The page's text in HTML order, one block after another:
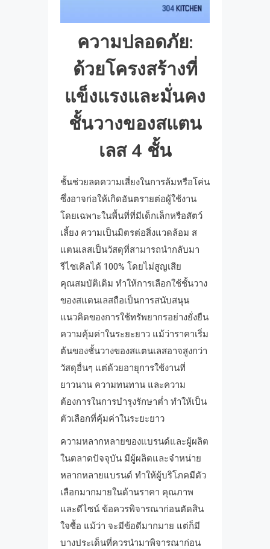
ความปลอดภัย:
ด้วยโครงสร้างที่
แข็งแรงและมั่นคง
ชั้นวางของสแตน
เลส 4 ชั้น
ชั้นช่วยลดความเสี่ยงในการล้มหรือโค่น
ซึ่งอาจก่อให้เกิดอันตรายต่อผู้ใช้งาน
โดยเฉพาะในพื้นที่ที่มีเด็กเล็กหรือสัตว์
เลี้ยง ความเป็นมิตรต่อสิ่งแวดล้อม ส
แตนเลสเป็นวัสดุที่สามารถนำกลับมา
รีไซเคิลได้ 100% โดยไม่สูญเสีย
คุณสมบัติเดิม ทำให้การเลือกใช้ชั้นวาง
ของสแตนเลสถือเป็นการสนับสนุน
แนวคิดของการใช้ทรัพยากรอย่างยั่งยืน
ความคุ้มค่าในระยะยาว แม้ว่าราคาเริ่ม
ต้นของชั้นวางของสแตนเลสอาจสูงกว่า
วัสดุอื่นๆ แต่ด้วยอายุการใช้งานที่
ยาวนาน ความทนทาน และความ
ต้องการในการบำรุงรักษาต่ำ ทำให้เป็น
ตัวเลือกที่คุ้มค่าในระยะยาว
ความหลากหลายของแบรนด์และผู้ผลิต
ในตลาดปัจจุบัน มีผู้ผลิตและจำหน่าย
หลากหลายแบรนด์ ทำให้ผู้บริโภคมีตัว
เลือกมากมายในด้านราคา คุณภาพ
และดีไซน์ ข้อควรพิจารณาก่อนตัดสิน
ใจซื้อ แม้ว่า จะมีข้อดีมากมาย แต่ก็มี
บางประเด็นที่ควรนำมาพิจารณาก่อน